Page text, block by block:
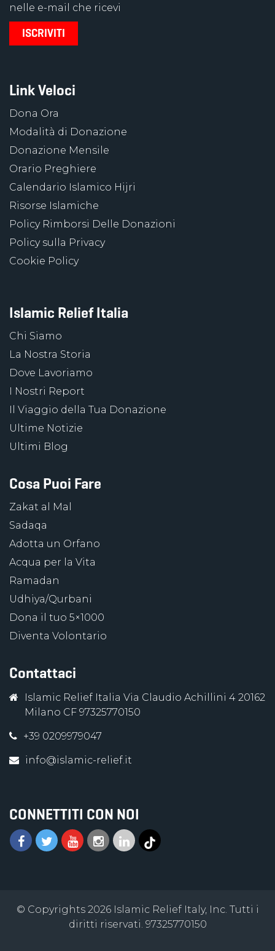
nelle e-mail che ricevi
Link Veloci
Dona Ora
Modalità di Donazione
Donazione Mensile
Orario Preghiere
Calendario Islamico Hijri
Risorse Islamiche
Policy Rimborsi Delle Donazioni
Policy sulla Privacy
Cookie Policy
Islamic Relief Italia
Chi Siamo
La Nostra Storia
Dove Lavoriamo
I Nostri Report
Il Viaggio della Tua Donazione
Ultime Notizie
Ultimi Blog
Cosa Puoi Fare
Zakat al Mal
Sadaqa
Adotta un Orfano
Acqua per la Vita
Ramadan
Udhiya/Qurbani
Dona il tuo 5×1000
Diventa Volontario
Contattaci
Islamic Relief Italia Via Claudio Achillini 4 20162
Milano CF 97325770150
+39 0209979047
info@islamic-relief.it
CONNETTITI CON NOI
© Copyrights 2026 Islamic Relief Italy, Inc. Tutti i
diritti riservati. 97325770150